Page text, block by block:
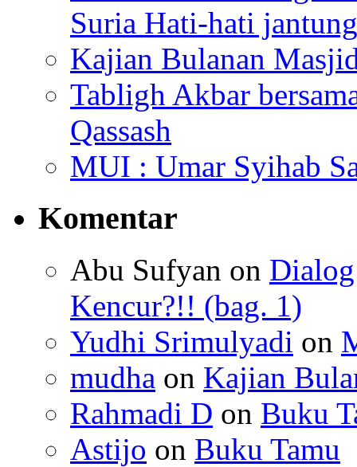
Suria Hati-hati
Kajian Bulanan
Tabligh Akbar
Qassash
MUI : Umar Syihab
Komentar
Abu Sufyan on
Kencur?!! (bag. 1)
Yudhi Srimulyadi on
mudha on Kajian
Rahmadi D on Buku
Astijo on Buku Tamu